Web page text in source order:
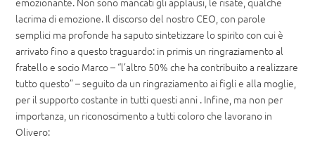
lacrima di emozione. Il discorso del nostro CEO, con parole
semplici ma profonde ha saputo sintetizzare lo spirito con cui è
arrivato fino a questo traguardo: in primis un ringraziamento al
fratello e socio Marco – “l’altro 50% che ha contribuito a realizzare
tutto questo” – seguito da un ringraziamento ai figli e alla moglie,
per il supporto costante in tutti questi anni . Infine, ma non per
importanza, un riconoscimento a tutti coloro che lavorano in
Olivero: